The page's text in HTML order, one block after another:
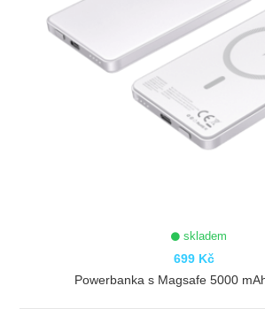
skladem
699 Kč
Powerbanka s Magsafe 5000